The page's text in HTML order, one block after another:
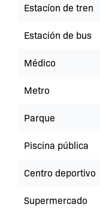
Estacíon de tren
Estación de bus
Médico
Metro
Parque
Piscina pública
Centro deportivo
Supermercado